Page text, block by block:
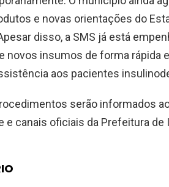
e novas orientações do
disso, a SMS já está
novos insumos de forma rápida
aos pacientes
serão informados
e canais oficiais da Prefeitura de